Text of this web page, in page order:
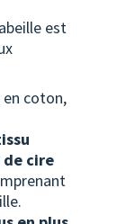
est
coton,
cire